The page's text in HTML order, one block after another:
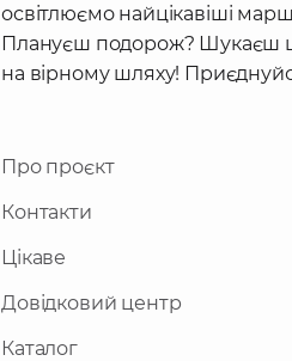
освітлюємо найцікавіші
Плануєш подорож? Шукаєш
на вірному шляху!
Про проєкт
Контакти
Цікаве
Довідковий центр
Каталог